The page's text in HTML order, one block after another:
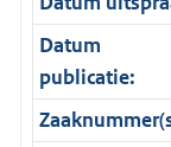
Datum
publicatie: